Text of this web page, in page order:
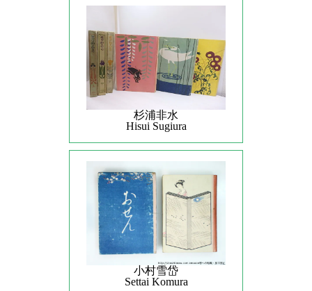
杉浦非水
Hisui Sugiura
小村雪岱
Settai Komura